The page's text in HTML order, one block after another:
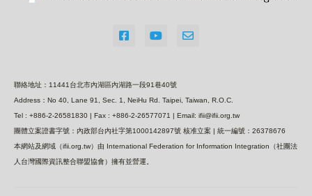
聯絡地址：11441台北市內湖區內湖路一段91巷40號
Address：No 40, Lane 91, Sec. 1, NeiHu Rd. Taipei, Taiwan, R.O.C.
Tel : +886-2-26581830 | Fax : +886-2-26577071 | Email: ifii@ifii.org.tw
團體立案證書字號：內政部台內社字第1000142897號 核准立案 | 統一編號：26378676
本網站及網域（ifii.org.tw）由 International Federation for Information Integration（社團法
人台灣國際資訊整合聯盟協會）擁有並營運。